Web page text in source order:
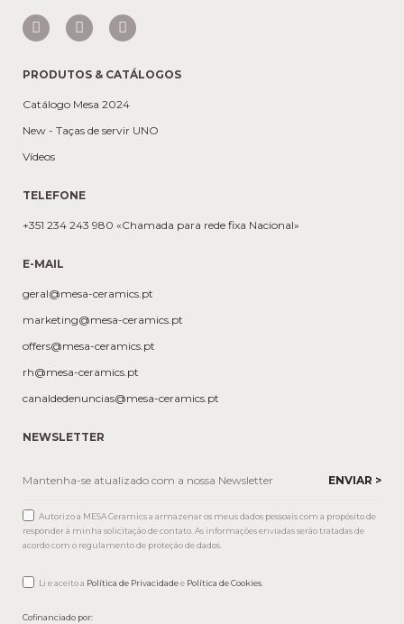
PRODUTOS & CATÁLOGOS
Catálogo Mesa 2024
New - Taças de servir UNO
Vídeos
TELEFONE
+351 234 243 980 «Chamada para rede fixa Nacional»
E-MAIL
geral@mesa-ceramics.pt
marketing@mesa-ceramics.pt
offers@mesa-ceramics.pt
rh@mesa-ceramics.pt
canaldedenuncias@mesa-ceramics.pt
NEWSLETTER
Autorizo a MESA Ceramics a armazenar os meus dados pessoais com a propósito de
responder à minha solicitação de contato. As informações enviadas serão tratadas de
acordo com o regulamento de proteção de dados.
Li e aceito a Política de Privacidadee Política de Cookies
Cofinanciado por: